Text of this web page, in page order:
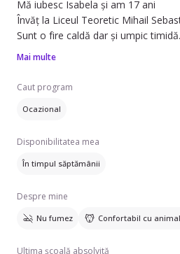
Mă iubesc Isabela și am 17 ani
Învăț la Liceul Teoretic Mihail
Sunt o fire caldă dar și umpic
cu copiii mici și mi-aș fi dorit să mă
luni😅
Consider ca, copiii sunt o
fericire în viața părinților.
bona. Am petrecut timp cu nepoții
surorii mele de care am avut grijă
dumneavoastră 🤗
Mai multe
Caut program
Ocazional
Disponibilitatea mea
În timpul săptămânii
Despre mine
Nu fumez Confortabil cu
Ultima școală absolvită